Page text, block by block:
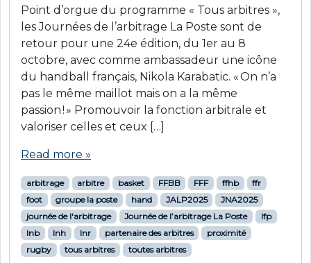
Point d’orgue du programme « Tous arbitres »,
les Journées de l’arbitrage La Poste sont de
retour pour une 24e édition, du 1er au 8
octobre, avec comme ambassadeur une icône
du handball français, Nikola Karabatic. « On n’a
pas le même maillot mais on a la même
passion ! » Promouvoir la fonction arbitrale et
valoriser celles et ceux […]
Read more »
arbitrage arbitre basket FFBB FFF ffhb
ffr
foot
groupe la poste hand JALP2025
JNA2025
journée de l'arbitrage
Journée de l’arbitrage La Poste
lfp
lnb
lnh lnr partenaire des arbitres
proximité
rugby
tous arbitres toutes arbitres